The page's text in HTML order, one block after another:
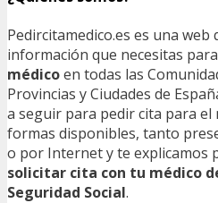
Pedircitamedico.es es una
información que necesitas para
médicoen todas las
Provincias y Ciudades de
a seguir para pedir cita para el
formas disponibles, tanto
o por Internet y te explicamos
solicitar cita con tu médico
Seguridad Social.